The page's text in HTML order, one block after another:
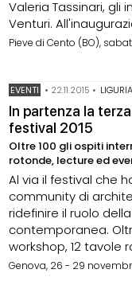
Valeria Tassinari, gli
Venturi.
Pieve di Cento (BO),
EVENTI • 22.11.2015 • LIGURIA
In partenza la
festival 2015
Oltre 100 gli ospiti
rotonde, lecture ed
Al via il festival che
community di
ridefinire il ruolo
contemporanea.
workshop, 12 tavole
Genova, 26 - 29